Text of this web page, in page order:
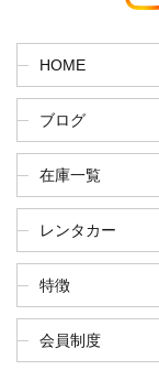
HOME
ブログ
在庫一覧
レンタカー
特徴
会員制度